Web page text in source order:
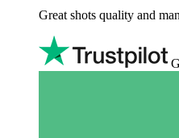
Great shots quality and